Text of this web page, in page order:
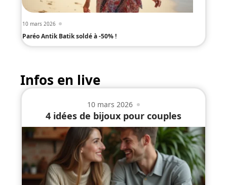
10 mars 2026
Paréo Antik Batik soldé à -50% !
Infos en live
10 mars 2026
4 idées de bijoux pour couples